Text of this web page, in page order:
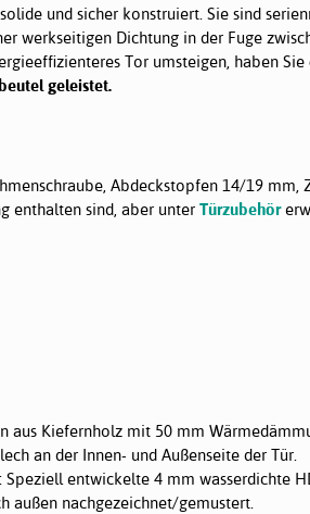
und sicher konstruiert. Sie sind
werkseitigen Dichtung in der Fuge
Tor umsteigen, haben Sie
geleistet.
Abdeckstopfen 14/19 mm,
enthalten sind, aber unter Türzubehör
aus Kiefernholz mit 50 mm
an der Innen- und Außenseite der Tür.
entwickelte 4 mm wasserdichte
außen nachgezeichnet/gemustert.